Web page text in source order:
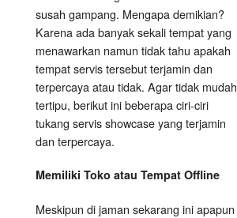
susah gampang. Mengapa demikian?
Karena ada banyak sekali tempat yang
menawarkan namun tidak tahu apakah
tempat servis tersebut terjamin dan
terpercaya atau tidak. Agar tidak mudah
tertipu, berikut ini beberapa ciri-ciri
tukang servis showcase yang terjamin
dan terpercaya.
Memiliki Toko atau Tempat Offline
Meskipun di jaman sekarang ini apapun